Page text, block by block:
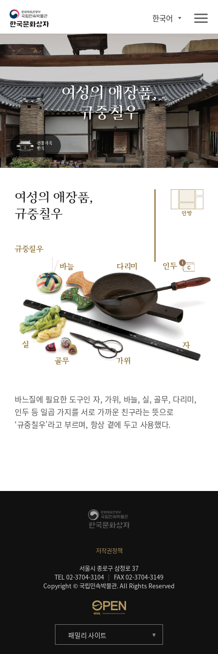
한국어
여성의 애장품,
규중칠우
여성의 애장품,
규중칠우
안방
규중칠우
바늘
다리미 인두
실
골무
가위
자
바느질에 필요한 도구인 자, 가위, 바늘, 실, 골무, 다리미,
인두 등 일곱 가지를 서로 가까운 친구라는 뜻으로
‘규중칠우’라고 부르며, 항상 곁에 두고 사용했다.
저작권정책
서울시 종로구 삼청로 37
TEL 02-3704-3104
FAX 02-3704-3149
Copyright © 국립민속박물관. All Rights Reserved
패밀리 사이트